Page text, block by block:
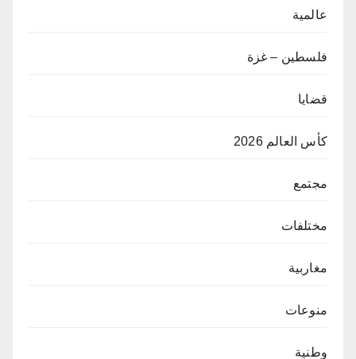
عالمية
فلسطين – غزة
قضايا
كأس العالم 2026
مجتمع
مختلفات
مغاربية
منوعات
وطنية